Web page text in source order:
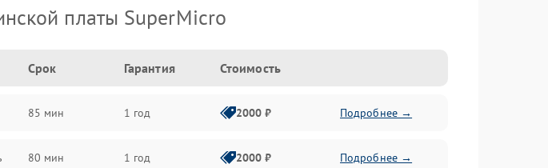
платы SuperMicro
Срок Гарантия Стоимость
85 мин 1 год 2000 ₽ Подробнее →
80 мин 1 год 2000 ₽ Подробнее →